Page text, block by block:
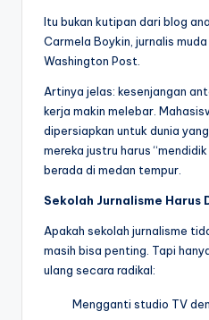
Itu bukan kutipan dari blog
Carmela Boykin, jurnalis
Washington Post.
Artinya jelas: kesenjangan
kerja makin melebar.
dipersiapkan untuk dunia
mereka justru harus
berada di medan tempur.
Sekolah Jurnalisme Harus
Apakah sekolah jurnalisme
masih bisa penting. Tapi
ulang secara radikal:
Mengganti studio TV